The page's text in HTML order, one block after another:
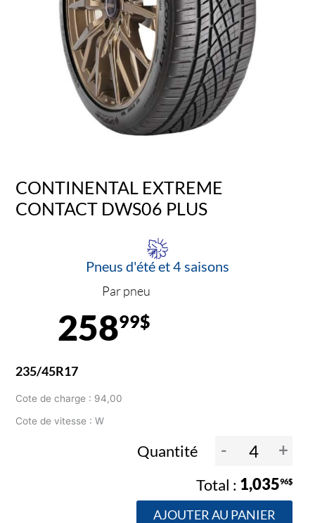
CONTINENTAL EXTREME
CONTACT DWS06 PLUS
Pneus d'été et 4 saisons
Par pneu
25899$
235/45R17
Cote de charge : 94,00
Cote de vitesse : W
Quantité - +
1,03596$
AJOUTER AU PANIER